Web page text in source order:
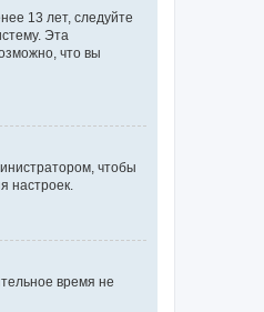
13 лет, следуйте
Эта
что вы
чтобы
настроек.
время не